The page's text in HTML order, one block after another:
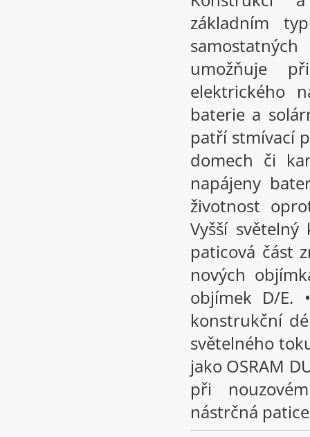
základním
umožňuje
elektrického
baterie a
patří stmívací
domech či
napájeny
životnost
Vyšší
paticová část
nových
objímek D/E.
konstrukční
světelného
jako OSRAM
při
nástrčná